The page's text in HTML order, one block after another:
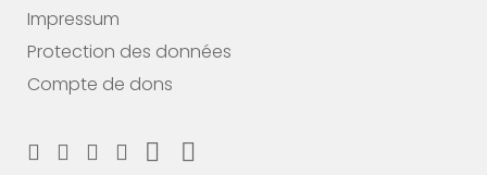
Impressum
Protection des données
Compte de dons